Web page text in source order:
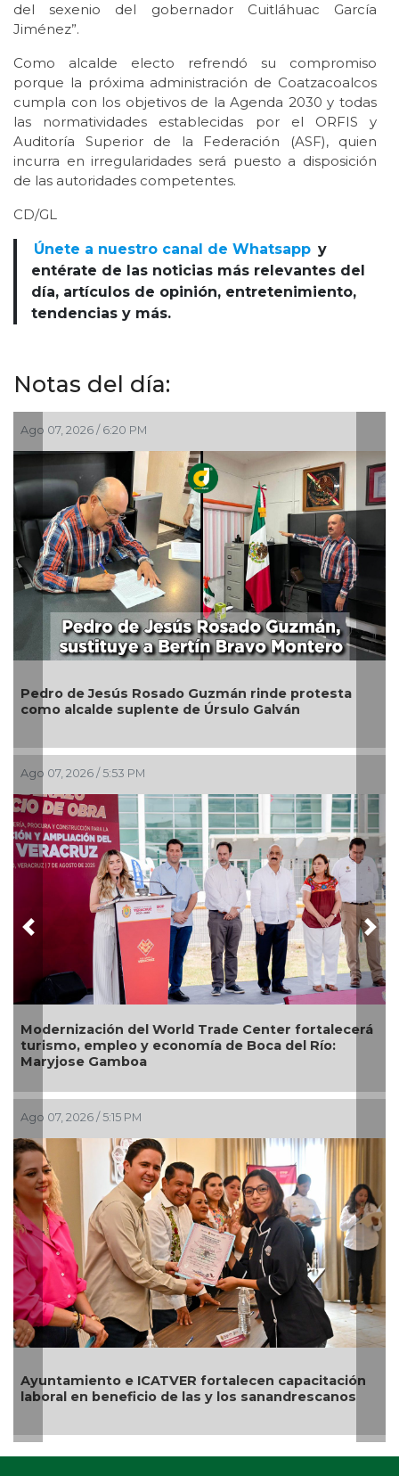
del sexenio del gobernador Cuitláhuac García
Jiménez”.
Como alcalde electo refrendó su compromiso
porque la próxima administración de Coatzacoalcos
cumpla con los objetivos de la Agenda 2030 y todas
las normatividades establecidas por el ORFIS y
Auditoría Superior de la Federación (ASF), quien
incurra en irregularidades será puesto a disposición
de las autoridades competentes.
CD/GL
Únete a nuestro canal de Whatsapp y
entérate de las noticias más relevantes del
día, artículos de opinión, entretenimiento,
tendencias y más.
Notas del día:
Guzmán rinde protesta
de Úrsulo Galván
Trade Center fortalecerá
de Boca del Río:
fortalecen capacitación
las y los sanandrescanos
Generar empleo y
Gobierno de San
Hallan con vida a
23 de julio en Uxpanapa
Resalta Pedro Miguel
Ruzzarín y agradece
Festival del Mar
Previous